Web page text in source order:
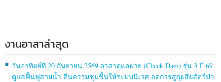
งานอาสาล่าสุด
วันอาทิตย์ที่ 20 กันยายน 2569 อาสาดูแลฝาย (Check Dam) รุ่น 3 ปี 69
ดูแลฟื้นฟูสายน้ำ คืนความชุมชื้นให้ระบบนิเวศ ลดการสูญเสียสัตว์ป่า